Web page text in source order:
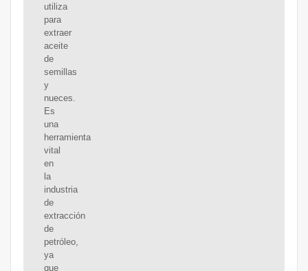
utiliza
para
extraer
aceite
de
semillas
y
nueces.
Es
una
herramienta
vital
en
la
industria
de
extracción
de
petróleo,
ya
que